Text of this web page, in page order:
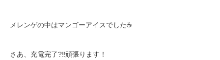
メレンゲの中はマンゴーアイスでした☕
さあ、充電完了?‼頑張ります！